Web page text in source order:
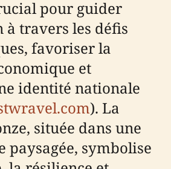
pour guider
travers les défis
favoriser la
et
identité nationale
). La
située dans une
paysagée, symbolise